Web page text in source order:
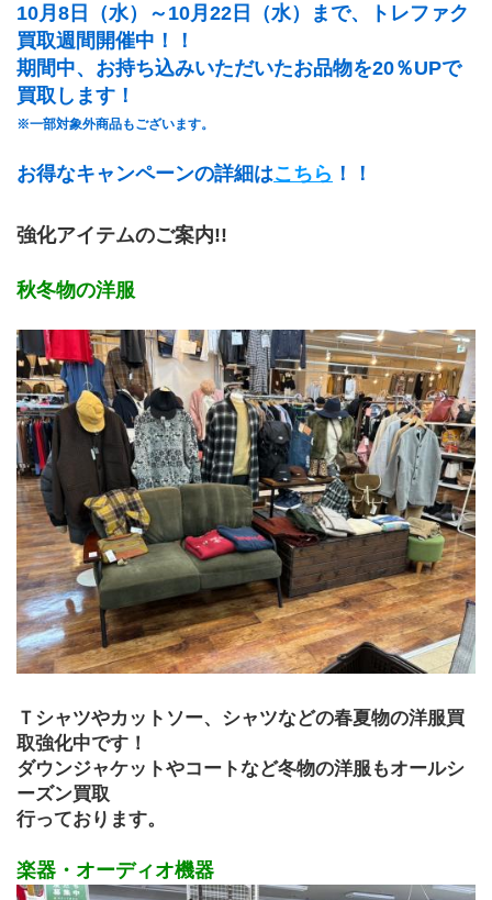
10月8日（水）～10月22日（水）まで、トレファク
買取週間開催中！！
期間中、お持ち込みいただいたお品物を20％UPで
買取します！
※一部対象外商品もございます。
お得なキャンペーンの詳細はこちら ！！
強化アイテムのご案内!!
秋冬物の洋服
Ｔシャツやカットソー、シャツなどの春夏物の洋服買
取強化中です！
ダウンジャケットやコートなど冬物の洋服もオールシ
ーズン買取
行っております。
楽器・オーディオ機器